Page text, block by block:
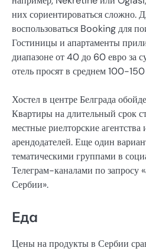
них сориентироваться сложно.
воспользоваться Booking для
Гостиницы и апартаменты
диапазоне от 40 до 60 евро за
отель просят в среднем 100-150
Хостел в центре Белграда
Квартиры на длительный срок
местные риелторские
арендодателей. Еще один
тематическими группами в
Телеграм-каналами по запросу
Сербии».
Еда
Цены на продукты в Сербии